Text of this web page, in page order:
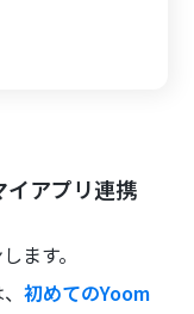
アプリ連携
ます。
、初めてのYoom